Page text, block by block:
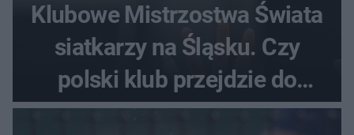
Klubowe Mistrzostwa Świata
siatkarzy na Śląsku. Czy
polski klub przejdzie do
historii